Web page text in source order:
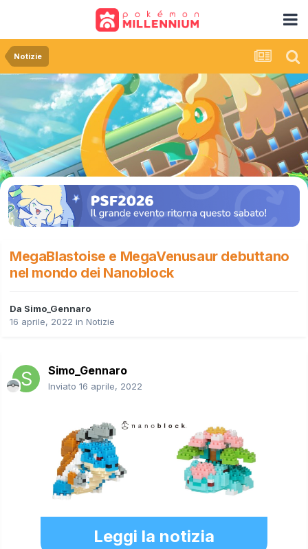
Notizie
MegaBlastoise e MegaVenusaur debuttano
nel mondo dei Nanoblock
Da Simo_Gennaro
16 aprile, 2022 in Notizie
Simo_Gennaro
Inviato 16 aprile, 2022
Leggi la notizia